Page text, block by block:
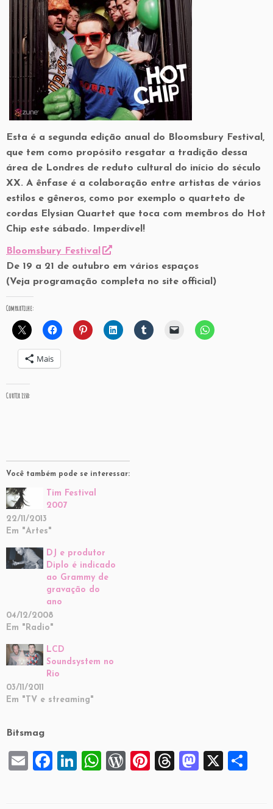
Esta é a segunda edição anual do Bloomsbury Festival,
que tem como propósito resgatar a tradição dessa
área de Londres de reduto cultural do início do século
XX. A ênfase é a colaboração entre artistas de vários
estilos e gêneros, como por exemplo o quarteto de
cordas Elysian Quartet que toca com membros do Hot
Chip este sábado. Imperdível!
Bloomsbury Festival
De 19 a 21 de outubro em vários espaços
(Veja programação completa no site official)
Compartilhe:
Mais
Curtir isso:
Você também pode se interessar:
Tim Festival
2007
22/11/2013
Em "Artes"
DJ e produtor
Diplo é indicado
ao Grammy de
gravação do
ano
04/12/2008
Em "Radio"
LCD
Soundsystem no
Rio
03/11/2011
Em "TV e streaming"
Bitsmag
E
F
Li
W W
Pi
T
M
X